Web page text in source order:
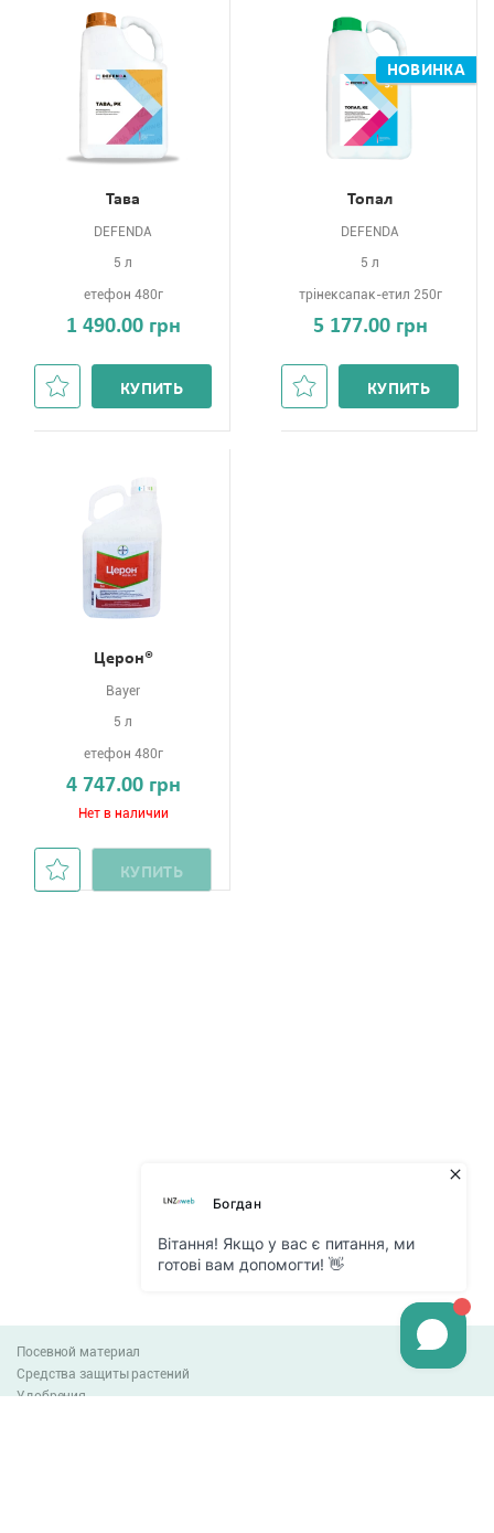
Тава
DEFENDA
5 л
етефон 480г
1 490.00 грн
КУПИТЬ
Топал
НОВИНКА
DEFENDA
5 л
трінексапак-етил 250г
5 177.00 грн
КУПИТЬ
Церон®
Bayer
5 л
етефон 480г
4 747.00 грн
Нет в наличии
КУПИТЬ
Посевной материал
Средства защиты растений
Удобрения